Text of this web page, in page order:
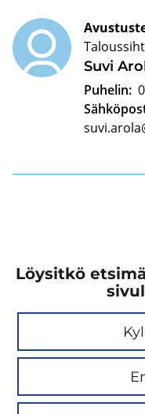
Suvi
Puhelin:
Löysitkö